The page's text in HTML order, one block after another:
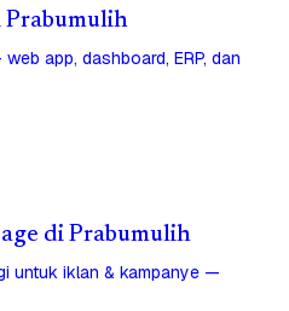
Prabumulih
app, dashboard, ERP, dan
di Prabumulih
untuk iklan & kampanye —